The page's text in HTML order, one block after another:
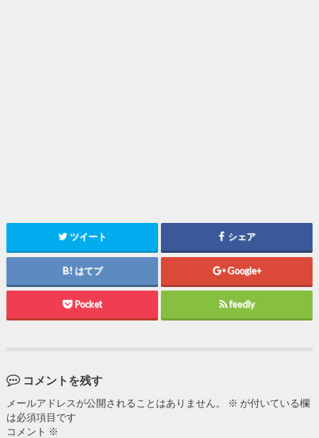
ツイート シェア
はてブ Google+
Pocket feedly
コメントを残す
メールアドレスが公開されることはありません。 ※ が付いている欄
は必須項目です
コメント ※